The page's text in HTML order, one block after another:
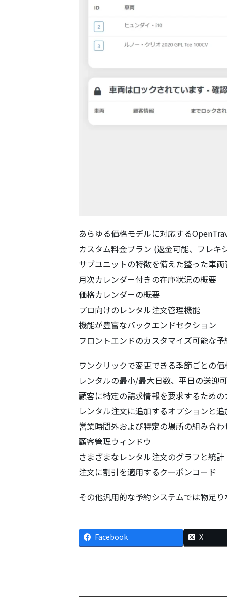
あらゆる価格モデルに対応する
カスタム料金プラン (返金可能、フレ
サブユニットの特徴を備えた整った車
月次カレンダー付きの在庫状況の概要
価格カレンダーの概要
プロ向けのレンタル注文管理機能
機能が豊富なバックエンドセクション
フロントエンドのカスタマイズ可能な
ワンクリックで変更できる季節ごとの
レンタルの最小/最大日数、平日の送迎
顧客に特定の請求情報を要求するため
レンタル注文に追加するオプションと
営業時間外および特定の場所の組み合
顧客管理ウィンドウ
さまざまなレンタル注文のグラフと統計
注文に割引を適用するクーポンコード
その他汎用的な予約システムでは物足
Facebook X